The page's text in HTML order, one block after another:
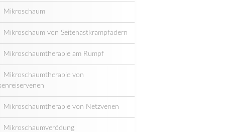
Mikroschaum
Mikroschaum von Seitenastkrampfadern
Mikroschaumtherapie am Rumpf
Mikroschaumtherapie von
Mikroschaumtherapie von Netzvenen
Mikroschaumverödung